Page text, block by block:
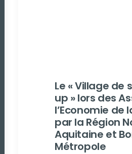
Le « Village de
up » lors des
l’Economie de
par la Région
Aquitaine et
Métropole